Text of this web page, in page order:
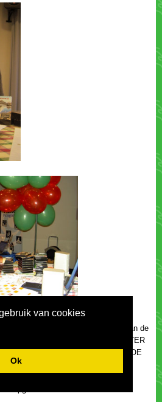
van cookies
te Edegem het 29ste VVL-congres van de
georganiseerd waar LUISTER
materialenmarkt. De LUISTER & DOE
druk bezocht en vele enthousiaste